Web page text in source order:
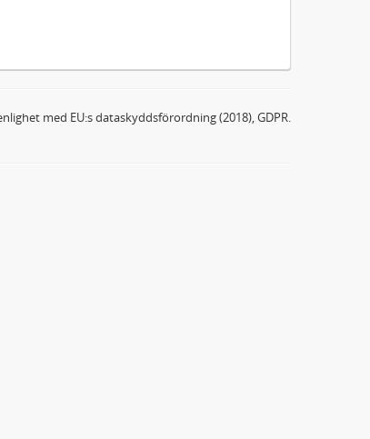
med EU:s dataskyddsförordning (2018), GDPR.